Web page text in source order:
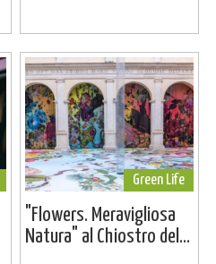
Green Life
"Flowers. Meravigliosa
Natura" al Chiostro del...